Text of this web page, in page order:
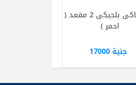
كنبه تاكى بلجيكى 2 مقعد (
احمر )
جنية 17000